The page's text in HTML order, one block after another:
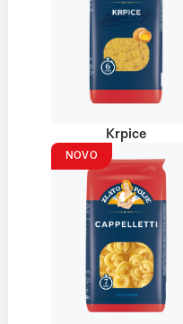
Krpice
NOVO